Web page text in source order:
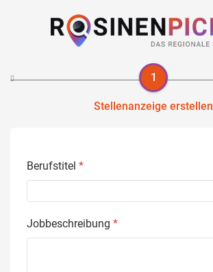
Stellenanzeige erstellen
Berufstitel *
Jobbeschreibung *